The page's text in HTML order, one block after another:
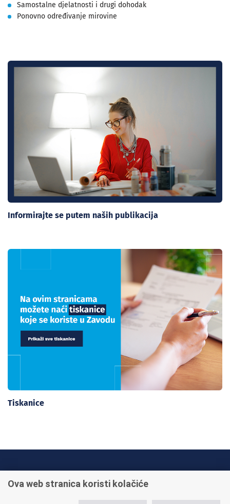
Samostalne djelatnosti i drugi dohodak
Ponovno određivanje mirovine
Informirajte se putem naših publikacija
Tiskanice
+385 1 45 95 011
Ova web stranica koristi kolačiće